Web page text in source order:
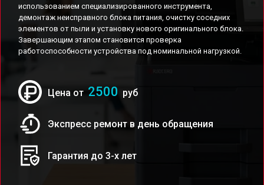
использованием специализированного инструмента,
демонтаж неисправного блока питания, очистку соседних
элементов от пыли и установку нового оригинального блока.
Завершающим этапом становится проверка
работоспособности устройства под номинальной нагрузкой.
Цена от 2500 руб
Экспресс ремонт в день обращения
Гарантия до 3-х лет